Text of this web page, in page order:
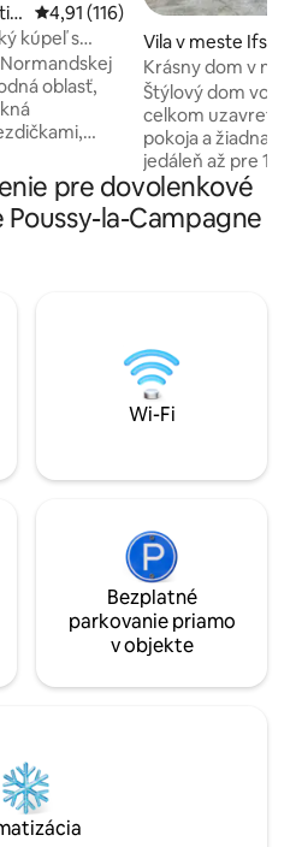
Priemerné ohodnotenie 4,91 z
4,91 (116)
kúpeľ s
oblasť,
kúpeľ (365
Výhľad
Vila v meste Ifs
Krásny dom v
Štýlový dom vo
celkom uzavretej
pokoja a žiadna
jedáleň až pre 10
do krásneho
2 pohovkami,
krbom; veľmi
lôžkami, 1
Kúpeľňa s vaňou
samostatné WC.
pre dovolenkové
la-Campagne
Wi-Fi
Bezplatné
parkovanie priamo
v objekte